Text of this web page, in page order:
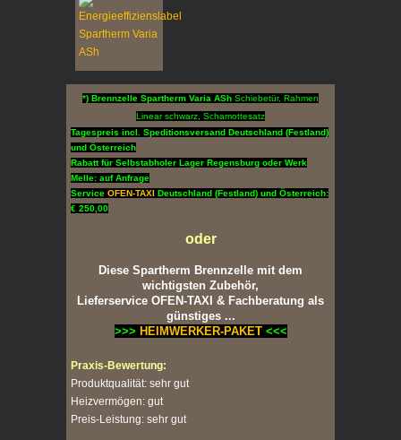
*) Brennzelle Spartherm Varia ASh Schiebetür, Rahmen
Linear schwarz, Schamottesatz
Tagespreis incl. Speditionsversand Deutschland (Festland)
und Österreich
Rabatt für Selbstabholer Lager Regensburg oder Werk
Melle: auf Anfrage
Service OFEN-TAXI Deutschland (Festland) und Österreich:
€ 250,00
oder
Diese Spartherm Brennzelle mit dem
wichtigsten Zubehör,
Lieferservice OFEN-TAXI & Fachberatung als
günstiges ...
>>> HEIMWERKER-PAKET<<<
Praxis-Bewertung:
Produktqualität: sehr gut
Heizvermögen: gut
Preis-Leistung: sehr gut